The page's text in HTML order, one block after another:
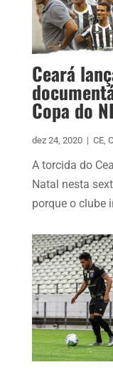
Ceará
Copa do
dez 24, 2020 | CE,
A torcida do
Natal nesta
porque o clube